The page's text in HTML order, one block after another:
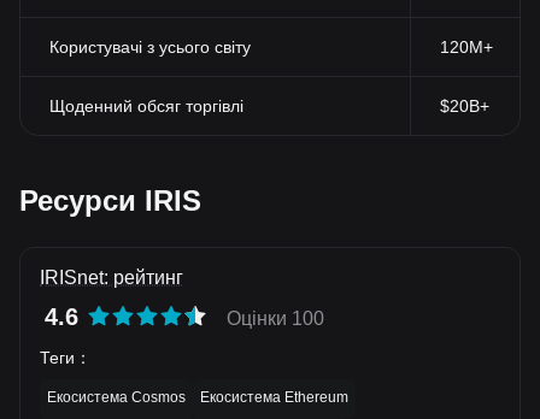
Користувачі з усього світу 120M+
Щоденний обсяг торгівлі $20B+
Ресурси IRIS
IRISnet: рейтинг
4.6 Оцінки 100
Теги ：
Екосистема Cosmos Екосистема Ethereum